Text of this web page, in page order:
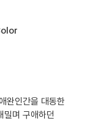
완인간을 대동한
밀며 구애하던